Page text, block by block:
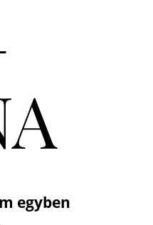
egyben